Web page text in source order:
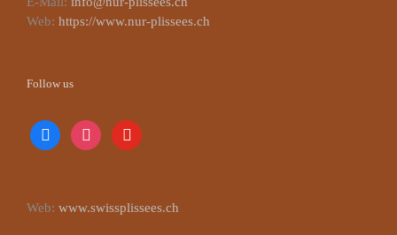
Web: https://www.nur-plissees.ch
Follow us
facebookinstagramyoutube
Web: www.swissplissees.ch